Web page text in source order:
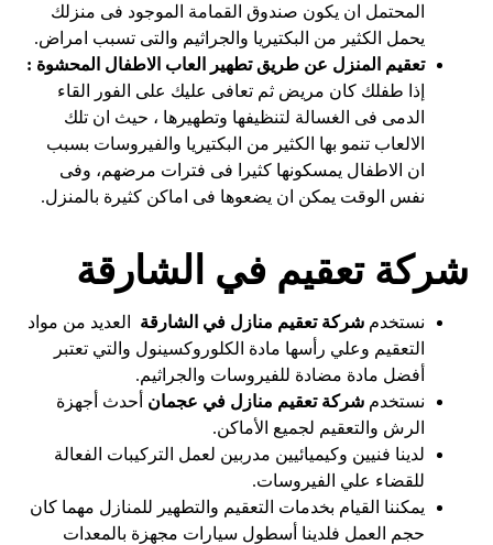
المحتمل ان يكون صندوق القمامة الموجود فى منزلك
يحمل الكثير من البكتيريا والجراثيم والتى تسبب امراض.
تعقيم المنزل عن طريق تطهير العاب الاطفال المحشوة :
إذا طفلك كان مريض ثم تعافى عليك على الفور القاء
الدمى فى الغسالة لتنظيفها وتطهيرها ، حيث ان تلك
الالعاب تنمو بها الكثير من البكتيريا والفيروسات بسبب
ان الاطفال يمسكونها كثيرا فى فترات مرضهم، وفى
نفس الوقت يمكن ان يضعوها فى اماكن كثيرة بالمنزل.
شركة تعقيم في الشارقة
نستخدمشركة تعقيم منازل في الشارقة
العديد من مواد
التعقيم وعلي رأسها مادة الكلوروكسينول والتي تعتبر
أفضل مادة مضادة للفيروسات والجراثيم.
نستخدمشركة تعقيم منازل في عجمان أحدث أجهزة
الرش والتعقيم لجميع الأماكن.
لدينا فنيين وكيميائيين مدربين لعمل التركيبات الفعالة
للقضاء علي الفيروسات.
يمكننا القيام بخدمات التعقيم والتطهير للمنازل مهما كان
حجم العمل فلدينا أسطول سيارات مجهزة بالمعدات